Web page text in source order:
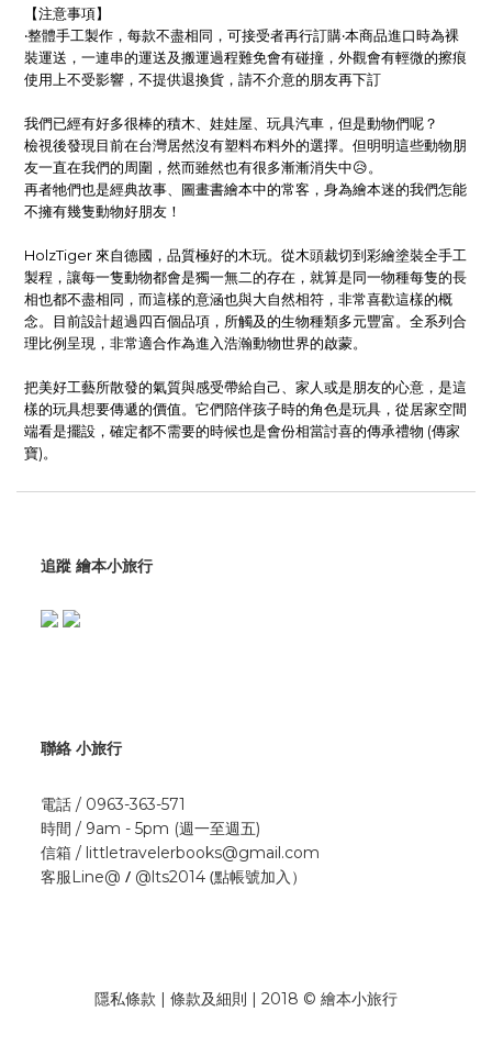
【注意事項】
‧整體手工製作，每款不盡相同，可接受者再行訂購‧本商品進口時為裸
裝運送，一連串的運送及搬運過程難免會有碰撞，外觀會有輕微的擦痕
使用上不受影響，不提供退換貨，請不介意的朋友再下訂
我們已經有好多很棒的積木、娃娃屋、玩具汽車，但是動物們呢？
檢視後發現目前在台灣居然沒有塑料布料外的選擇。但明明這些動物朋
友一直在我們的周圍，然而雖然也有很多漸漸消失中😥。
再者牠們也是經典故事、圖畫書繪本中的常客，身為繪本迷的我們怎能
不擁有幾隻動物好朋友！
HolzTiger 來自德國，品質極好的木玩。從木頭裁切到彩繪塗裝全手工
製程，讓每一隻動物都會是獨一無二的存在，就算是同一物種每隻的長
相也都不盡相同，而這樣的意涵也與大自然相符，非常喜歡這樣的概
念。目前設計超過四百個品項，所觸及的生物種類多元豐富。全系列合
理比例呈現，非常適合作為進入浩瀚動物世界的啟蒙。
把美好工藝所散發的氣質與感受帶給自己、家人或是朋友的心意，是這
樣的玩具想要傳遞的價值。它們陪伴孩子時的角色是玩具，從居家空間
端看是擺設，確定都不需要的時候也是會份相當討喜的傳承禮物 (傳家
寶)。
追蹤 繪本小旅行
聯絡 小旅行
電話 / 0963-363-571
時間 / 9am - 5pm (週一至週五)
信箱 / littletravelerbooks@gmail.com
客服Line@ / @lts2014 (點帳號加入）
隱私條款 | 條款及細則 | 2018 © 繪本小旅行